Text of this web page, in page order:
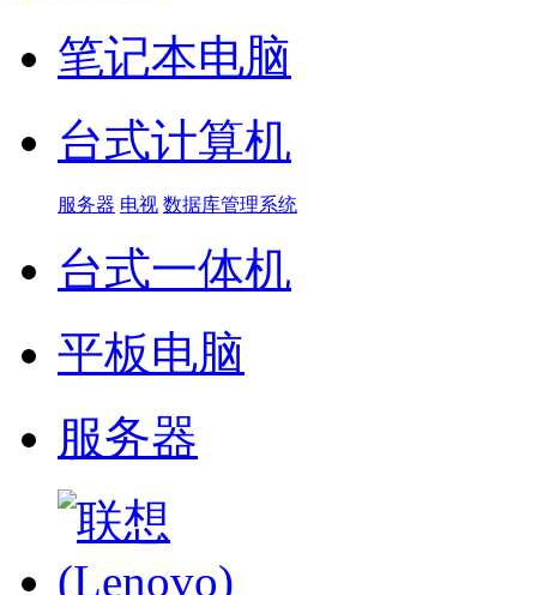
笔记本电脑
台式计算机
服务器 电视 数据库管理系统
台式一体机
平板电脑
服务器